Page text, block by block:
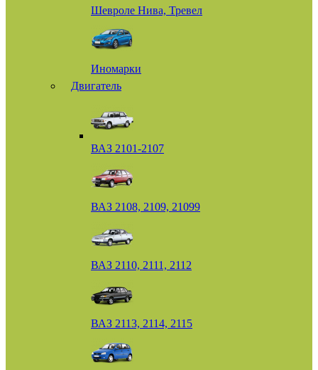
Шевроле Нива, Тревел
Иномарки
Двигатель
ВАЗ 2101-2107
ВАЗ 2108, 2109, 21099
ВАЗ 2110, 2111, 2112
ВАЗ 2113, 2114, 2115